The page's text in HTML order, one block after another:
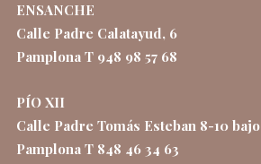
ENSANCHE
Calle Padre Calatayud, 6
Pamplona T 948 98 57 68
PÍO XII
Calle Padre Tomás Esteban 8-10 bajo
Pamplona T 848 46 34 63